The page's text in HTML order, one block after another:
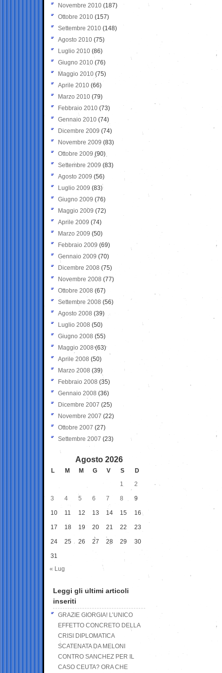
Novembre 2010 (187)
Ottobre 2010 (157)
Settembre 2010 (148)
Agosto 2010 (75)
Luglio 2010 (86)
Giugno 2010 (76)
Maggio 2010 (75)
Aprile 2010 (66)
Marzo 2010 (79)
Febbraio 2010 (73)
Gennaio 2010 (74)
Dicembre 2009 (74)
Novembre 2009 (83)
Ottobre 2009 (90)
Settembre 2009 (83)
Agosto 2009 (56)
Luglio 2009 (83)
Giugno 2009 (76)
Maggio 2009 (72)
Aprile 2009 (74)
Marzo 2009 (50)
Febbraio 2009 (69)
Gennaio 2009 (70)
Dicembre 2008 (75)
Novembre 2008 (77)
Ottobre 2008 (67)
Settembre 2008 (56)
Agosto 2008 (39)
Luglio 2008 (50)
Giugno 2008 (55)
Maggio 2008(63)
Aprile 2008 (50)
Marzo 2008 (39)
Febbraio 2008 (35)
Gennaio 2008 (36)
Dicembre 2007 (25)
Novembre 2007 (22)
Ottobre 2007 (27)
Settembre 2007 (23)
Agosto 2026
L M M G V S
D
1
2
3 4 5 6 7 8 9
10 11 12 13 14 15 16
17 18 19 20 21 22 23
24 25 26 27 28 29 30
31
« Lug
Leggi gli ultimi articoli
inseriti
GRAZIE GIORGIA! L’UNICO
EFFETTO CONCRETO DELLA
CRISI DIPLOMATICA
SCATENATA DA MELONI
CONTRO SANCHEZ PER IL
CASO CEUTA? ORA CHE